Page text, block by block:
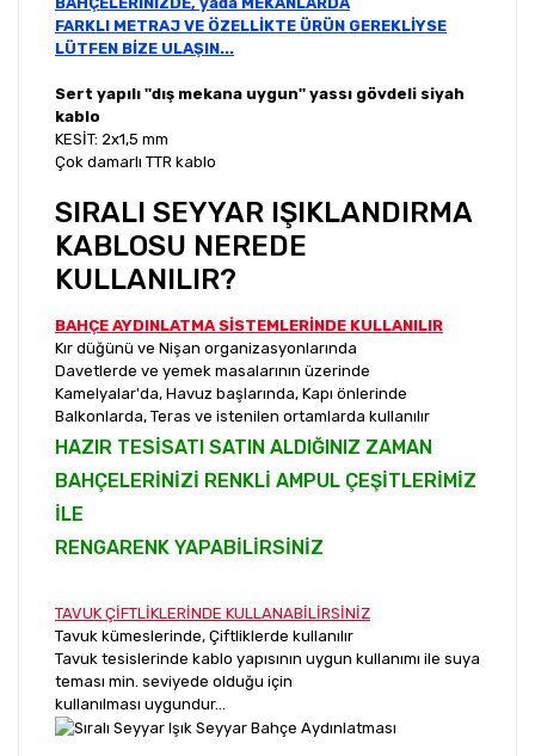
FARKLI METRAJ VE ÖZELLİKTE ÜRÜN GEREKLİYSE
LÜTFEN BİZE ULAŞIN...
Sert yapılı ''dış mekana uygun'' yassı gövdeli siyah
kablo
KESİT: 2x1,5 mm
Çok damarlı TTR kablo
SIRALI SEYYAR IŞIKLANDIRMA
KABLOSU NEREDE
KULLANILIR?
BAHÇE AYDINLATMA SİSTEMLERİNDE KULLANILIR
Kır düğünü ve Nişan organizasyonlarında
Davetlerde ve yemek masalarının üzerinde
Kamelyalar'da, Havuz başlarında, Kapı önlerinde
Balkonlarda, Teras ve istenilen ortamlarda kullanılır
HAZIR TESİSATI SATIN ALDIĞINIZ ZAMAN
BAHÇELERİNİZİ RENKLİ AMPUL ÇEŞİTLERİMİZ
İLE
RENGARENK YAPABİLİRSİNİZ
TAVUK ÇİFTLİKLERİNDE KULLANABİLİRSİNİZ
Tavuk kümeslerinde, Çiftliklerde kullanılır
Tavuk tesislerinde kablo yapısının uygun kullanımı ile suya
teması min. seviyede olduğu için
kullanılması uygundur...